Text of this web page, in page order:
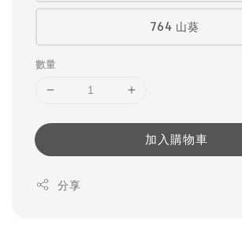
764 山葵
數量
加入購物車
分享